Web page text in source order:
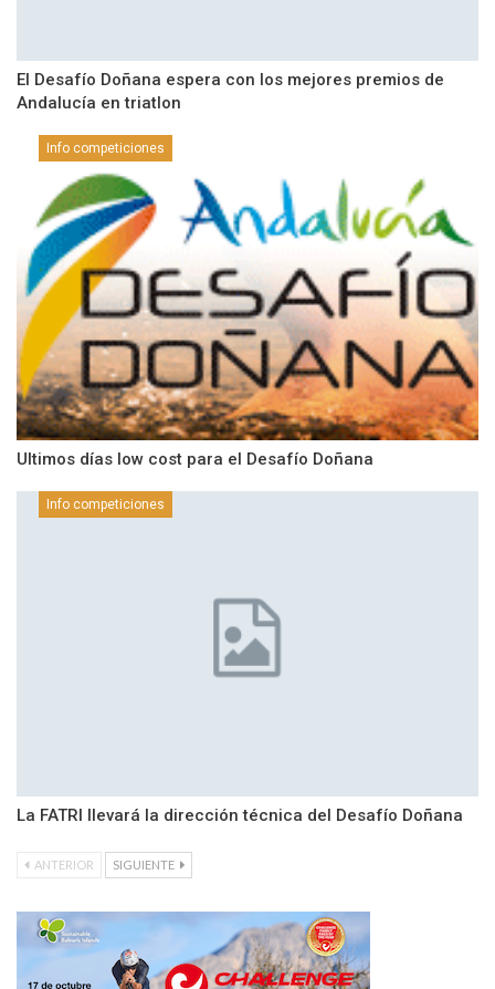
El Desafío Doñana espera con los mejores premios de
Andalucía en triatlon
Info competiciones
Ultimos días low cost para el Desafío Doñana
Info competiciones
La FATRI llevará la dirección técnica del Desafío Doñana
ANTERIOR SIGUIENTE